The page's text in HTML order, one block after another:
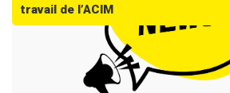
travail de l’ACIM